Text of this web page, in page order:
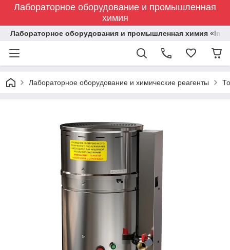
Лабораторное оборудование и промышленная
химия
Лабораторное оборудования и промышленная химия
Лабораторное оборудование и химические реагенты